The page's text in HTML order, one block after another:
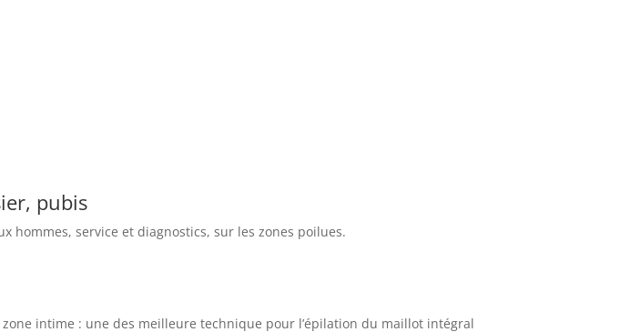
pubis
hommes, service et diagnostics, sur les zones poilues.
intime : une des meilleure technique pour l’épilation du maillot intégral